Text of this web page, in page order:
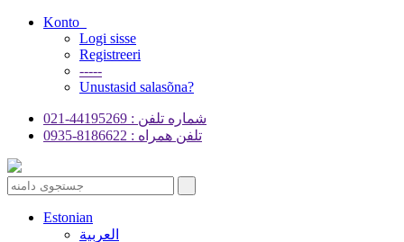
Konto
Logi sisse
Registreeri
-----
Unustasid salasõna?
شماره تلفن : 44195269-021
تلفن همراه : 8186622-0935
Estonian
العربية